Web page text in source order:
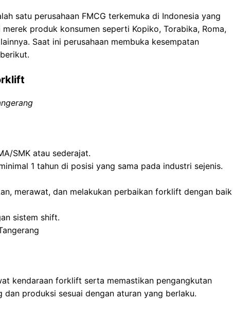
satu perusahaan FMCG terkemuka di Indonesia yang
produk konsumen seperti Kopiko, Torabika, Roma,
Saat ini perusahaan membuka kesempatan
SMK atau sederajat.
1 tahun di posisi yang sama pada industri sejenis.
merawat, dan melakukan perbaikan forklift dengan baik
sistem shift.
kendaraan forklift serta memastikan pengangkutan
dan produksi sesuai dengan aturan yang berlaku.